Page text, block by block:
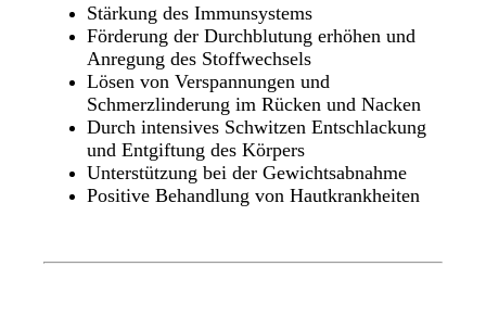
Stärkung des Immunsystems
Förderung der Durchblutung erhöhen und
Anregung des Stoffwechsels
Lösen von Verspannungen und
Schmerzlinderung im Rücken und Nacken
Durch intensives Schwitzen Entschlackung
und Entgiftung des Körpers
Unterstützung bei der Gewichtsabnahme
Positive Behandlung von Hautkrankheiten